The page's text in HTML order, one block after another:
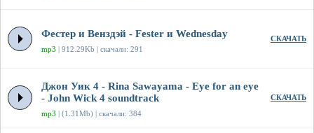
Фестер и Венздэй - Fester и Wednesday
mp3 | 912.29Kb | скачали: 291
СКАЧАТЬ
Джон Уик 4 - Rina Sawayama - Eye for an eye
- John Wick 4 soundtrack
mp3 | (1.31Mb) | скачали: 384
СКАЧАТЬ